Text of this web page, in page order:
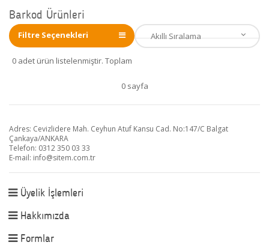
Barkod Ürünleri
Filtre Seçenekleri
0 adet ürün listelenmiştir. Toplam
0 sayfa
Adres: Cevizlidere Mah. Ceyhun Atuf Kansu Cad. No:147/C Balgat
Çankaya/ANKARA
Telefon: 0312 350 03 33
E-mail: info@sitem.com.tr
Üyelik İşlemleri
Hakkımızda
Formlar